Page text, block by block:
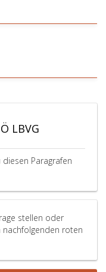
LBVG
Paragrafen
stellen oder
nachfolgenden roten